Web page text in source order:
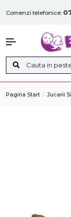
Comenzi telefonice:
Pagina Start Jucarii